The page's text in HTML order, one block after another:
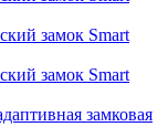
замок Smart
замок Smart
замковая